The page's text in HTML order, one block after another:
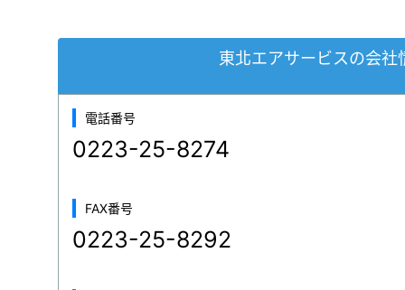
東北エアサービスの会社
電話番号
0223-25-8274
FAX番号
0223-25-8292